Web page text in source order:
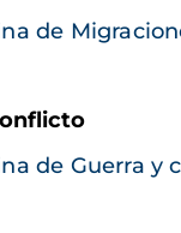
de
de Guerra y